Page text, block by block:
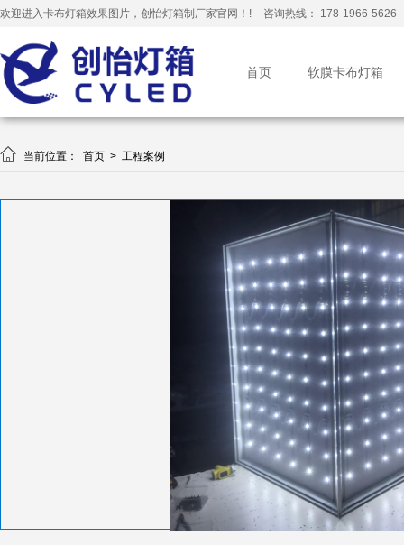
欢迎进入卡布灯箱效果图片，创怡灯箱制厂家官网！! 咨询热线： 178-1966-5626
首页 软膜卡布灯箱
 当前位置： 首页 > 工程案例